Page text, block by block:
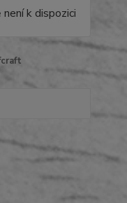
k dispozici